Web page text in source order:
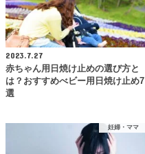
2023.7.27
赤ちゃん用日焼け止めの選び方と
は？おすすめべビー用日焼け止め7
選
妊婦・ママ